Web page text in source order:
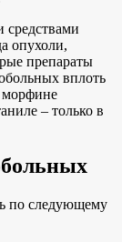
средствами
опухоли,
препараты
вплоть
морфине
– только в
по следующему